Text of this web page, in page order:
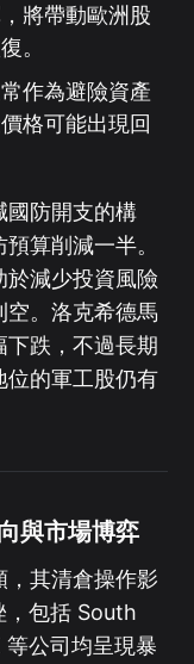
將帶動歐洲股
。
作為避險資產
格可能出現回
國防開支的構
算削減一半。
於減少投資風險
空。洛克希德馬
下跌，不過長期
位的軍工股仍有
與市場博弈
，其清倉操作影
，包括 South
公司均呈現暴